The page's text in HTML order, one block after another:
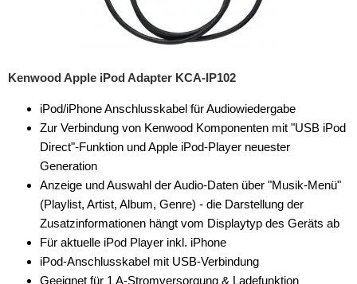
Zubehör
kabellos Laden
Lautsprecheradapter
Lautsprechereinbauset
Lautsprecherkabel
Lautsprecherringe
Lenkradadapter
Kenwood Apple iPod Adapter KCA-IP102
iPod/iPhone Anschlusskabel für Audiowiedergabe
Zur Verbindung von Kenwood Komponenten mit "USB iPod
Direct"-Funktion und Apple iPod-Player neuester
Generation
Anzeige und Auswahl der Audio-Daten über "Musik-Menü"
(Playlist, Artist, Album, Genre) - die Darstellung der
Zusatzinformationen hängt vom Displaytyp des Geräts ab
Für aktuelle iPod Player inkl. iPhone
iPod-Anschlusskabel mit USB-Verbindung
Geeignet für 1 A-Stromversorgung & Ladefunktion